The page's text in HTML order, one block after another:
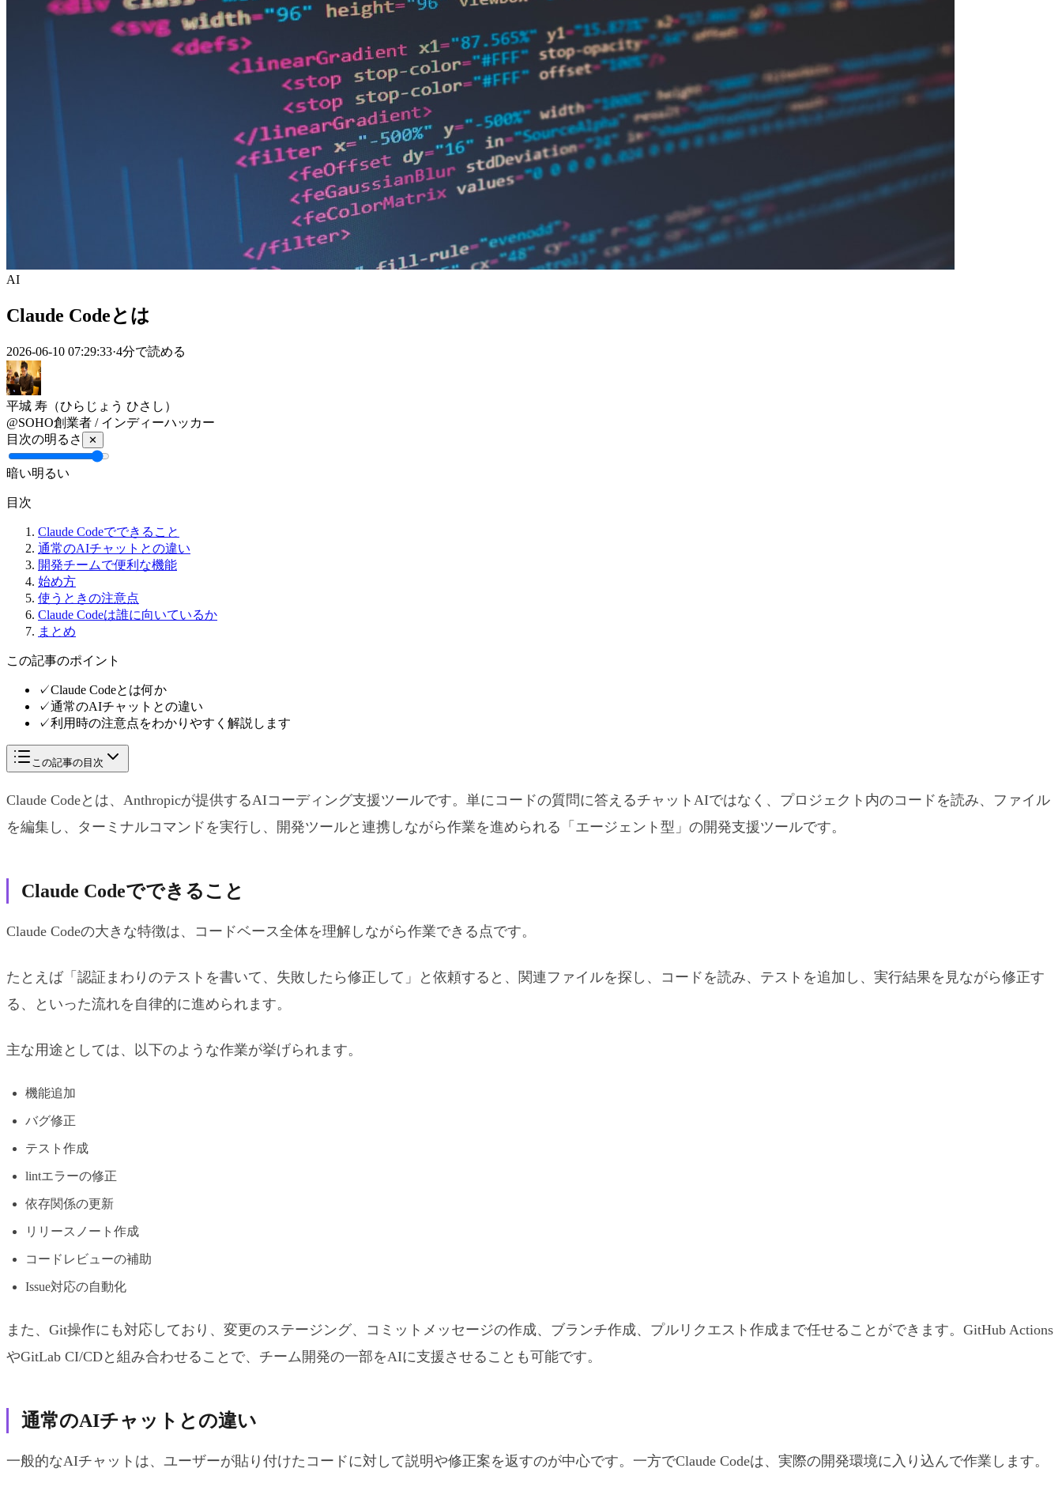
AI
Claude Codeとは
2026-06-10 07:29:33·4分で読める
平城 寿 （ひらじょう ひさし）
@SOHO創業者 / インディーハッカー
目次の明るさ
✕
暗い明るい
目次
Claude Codeでできること
通常のAIチャットとの違い
開発チームで便利な機能
始め方
使うときの注意点
Claude Codeは誰に向いているか
まとめ
この記事のポイント
✓Claude Codeとは何か
✓通常のAIチャットとの違い
✓利用時の注意点をわかりやすく解説します
この記事の目次
Claude Codeとは、Anthropicが提供するAIコーディング支援ツールです。単にコードの質問に答えるチャットAIではなく、プロジェクト内のコードを読み、ファイル
を編集し、ターミナルコマンドを実行し、開発ツールと連携しながら作業を進められる「エージェント型」の開発支援ツールです。
Claude Codeでできること
Claude Codeの大きな特徴は、コードベース全体を理解しながら作業できる点です。
たとえば「認証まわりのテストを書いて、失敗したら修正して」と依頼すると、関連ファイルを探し、コードを読み、テストを追加し、実行結果を見ながら修正す
る、といった流れを自律的に進められます。
主な用途としては、以下のような作業が挙げられます。
機能追加
バグ修正
テスト作成
lintエラーの修正
依存関係の更新
リリースノート作成
コードレビューの補助
Issue対応の自動化
また、Git操作にも対応しており、変更のステージング、コミットメッセージの作成、ブランチ作成、プルリクエスト作成まで任せることができます。GitHub Actions
やGitLab CI/CDと組み合わせることで、チーム開発の一部をAIに支援させることも可能です。
通常のAIチャットとの違い
一般的なAIチャットは、ユーザーが貼り付けたコードに対して説明や修正案を返すのが中心です。一方でClaude Codeは、実際の開発環境に入り込んで作業します。